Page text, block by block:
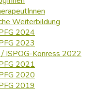
Weiterbildung
2024
2023
ISPOG-Konress 2022
2021
2020
2019